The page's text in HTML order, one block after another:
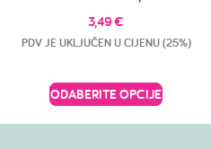
3,49€
PDV JE UKLJUČEN U CIJENU (25%)
ODABERITE OPCIJE